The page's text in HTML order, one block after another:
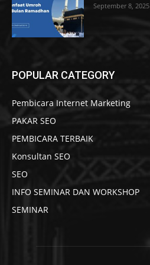
September 8, 2025
POPULAR CATEGORY
Pembicara Internet Marketing
PAKAR SEO
PEMBICARA TERBAIK
Konsultan SEO
SEO
INFO SEMINAR DAN WORKSHOP
SEMINAR